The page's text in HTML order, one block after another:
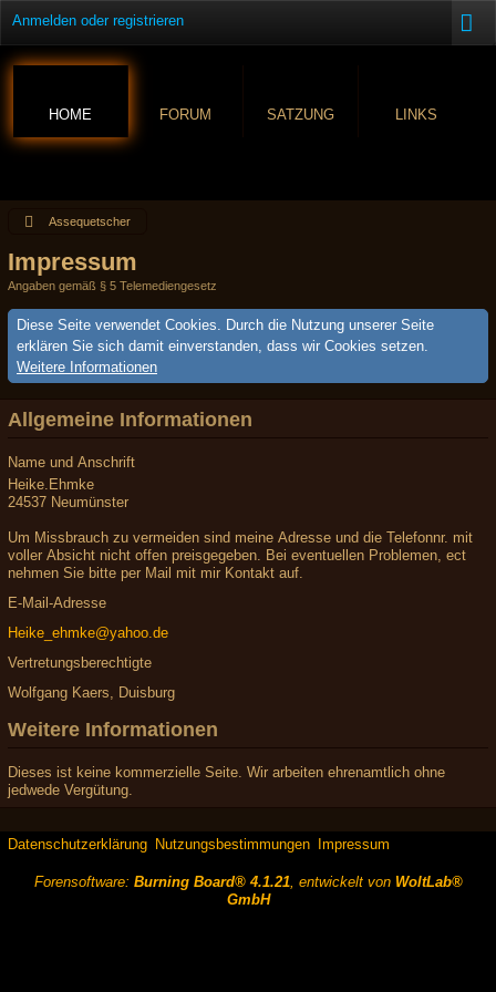
Anmelden oder registrieren
HOME FORUM SATZUNG LINKS
Assequetscher
Impressum
Angaben gemäß § 5 Telemediengesetz
Diese Seite verwendet Cookies. Durch die Nutzung unserer Seite
erklären Sie sich damit einverstanden, dass wir Cookies setzen.
Weitere Informationen
Allgemeine Informationen
Name und Anschrift
Heike.Ehmke
24537 Neumünster
Um Missbrauch zu vermeiden sind meine Adresse und die Telefonnr. mit
voller Absicht nicht offen preisgegeben. Bei eventuellen Problemen, ect
nehmen Sie bitte per Mail mit mir Kontakt auf.
E-Mail-Adresse
Heike_ehmke@yahoo.de
Vertretungsberechtigte
Wolfgang Kaers, Duisburg
Weitere Informationen
Dieses ist keine kommerzielle Seite. Wir arbeiten ehrenamtlich ohne
jedwede Vergütung.
Datenschutzerklärung Nutzungsbestimmungen Impressum
Forensoftware: Burning Board® 4.1.21, entwickelt von WoltLab®
GmbH